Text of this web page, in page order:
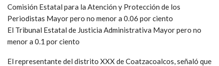
Comisión Estatal para la Atención y Protección de los
Periodistas Mayor pero no menor a 0.06 por ciento
El Tribunal Estatal de Justicia Administrativa Mayor pero no
menor a 0.1 por ciento
El representante del distrito XXX de Coatzacoalcos, señaló que